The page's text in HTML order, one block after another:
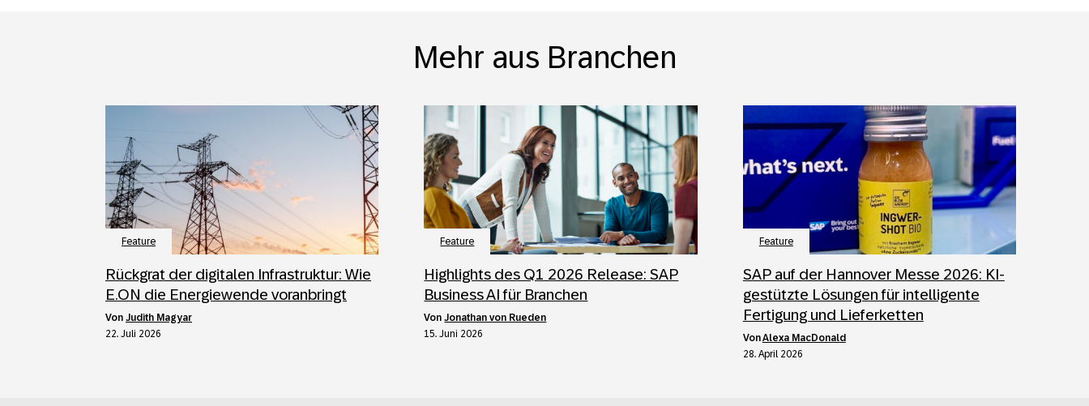
Mehr aus Branchen
Feature
Rückgrat der digitalen Infrastruktur: Wie
E.ON die Energiewende voranbringt
von Judith Magyar
22. Juli 2026
Feature
Highlights des Q1 2026 Release: SAP
Business AI für Branchen
vonJonathan von Rueden
15. Juni 2026
Feature
SAP auf der Hannover Messe 2026: KI-
gestützte Lösungen für intelligente
Fertigung und Lieferketten
vonAlexa MacDonald
28. April 2026